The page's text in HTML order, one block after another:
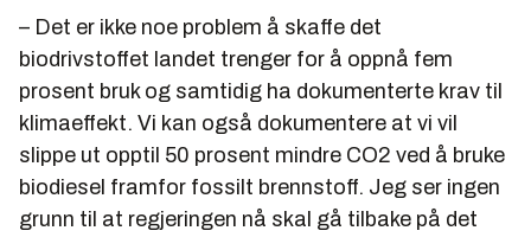
– Det er ikke noe problem å skaffe det
biodrivstoffet landet trenger for å oppnå fem
prosent bruk og samtidig ha dokumenterte krav til
klimaeffekt. Vi kan også dokumentere at vi vil
slippe ut opptil 50 prosent mindre CO2 ved å bruke
biodiesel framfor fossilt brennstoff. Jeg ser ingen
grunn til at regjeringen nå skal gå tilbake på det